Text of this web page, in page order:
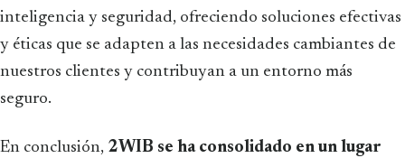
inteligencia y seguridad, ofreciendo soluciones efectivas
y éticas que se adapten a las necesidades cambiantes de
nuestros clientes y contribuyan a un entorno más
seguro.
En conclusión, 2WIB se ha consolidado en un lugar